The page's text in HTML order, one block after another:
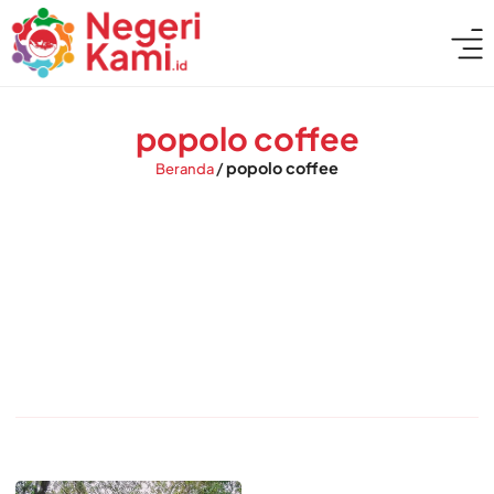
popolo coffee
Beranda/popolo coffee